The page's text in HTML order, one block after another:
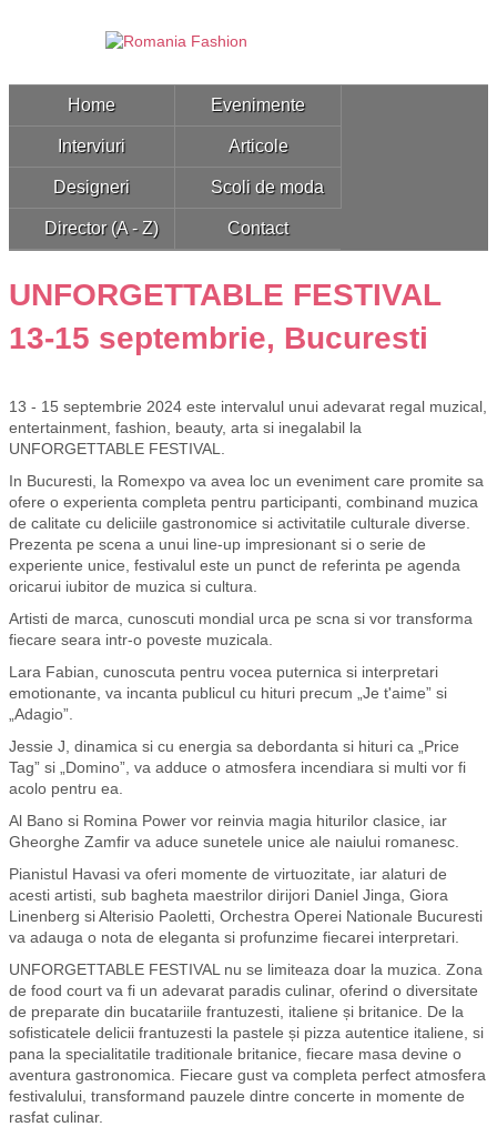
Home Evenimente
Interviuri Articole
Designeri Scoli de moda
Director (A - Z) Contact
UNFORGETTABLE FESTIVAL
13-15 septembrie, Bucuresti
13 - 15 septembrie 2024 este intervalul unui adevarat regal muzical,
entertainment, fashion, beauty, arta si inegalabil la
UNFORGETTABLE FESTIVAL.
In Bucuresti, la Romexpo va avea loc un eveniment care promite sa
ofere o experienta completa pentru participanti, combinand muzica
de calitate cu deliciile gastronomice si activitatile culturale diverse.
Prezenta pe scena a unui line-up impresionant si o serie de
experiente unice, festivalul este un punct de referinta pe agenda
oricarui iubitor de muzica si cultura.
Artisti de marca, cunoscuti mondial urca pe scna si vor transforma
fiecare seara intr-o poveste muzicala.
Lara Fabian, cunoscuta pentru vocea puternica si interpretari
emotionante, va incanta publicul cu hituri precum „Je t'aime” si
„Adagio”.
Jessie J, dinamica si cu energia sa debordanta si hituri ca „Price
Tag” si „Domino”, va adduce o atmosfera incendiara si multi vor fi
acolo pentru ea.
Al Bano si Romina Power vor reinvia magia hiturilor clasice, iar
Gheorghe Zamfir va aduce sunetele unice ale naiului romanesc.
Pianistul Havasi va oferi momente de virtuozitate, iar alaturi de
acesti artisti, sub bagheta maestrilor dirijori Daniel Jinga, Giora
Linenberg si Alterisio Paoletti, Orchestra Operei Nationale Bucuresti
va adauga o nota de eleganta si profunzime fiecarei interpretari.
UNFORGETTABLE FESTIVAL nu se limiteaza doar la muzica. Zona
de food court va fi un adevarat paradis culinar, oferind o diversitate
de preparate din bucatariile frantuzesti, italiene și britanice. De la
sofisticatele delicii frantuzesti la pastele și pizza autentice italiene, si
pana la specialitatile traditionale britanice, fiecare masa devine o
aventura gastronomica. Fiecare gust va completa perfect atmosfera
festivalului, transformand pauzele dintre concerte in momente de
rasfat culinar.